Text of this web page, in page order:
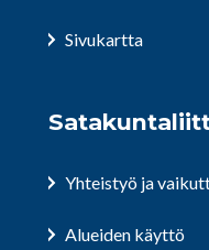
Sivukartta
Yhteistyö ja
Alueiden käyttö